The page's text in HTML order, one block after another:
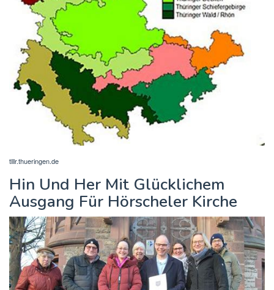
tlllr.thueringen.de
Hin Und Her Mit Glücklichem
Ausgang Für Hörscheler Kirche